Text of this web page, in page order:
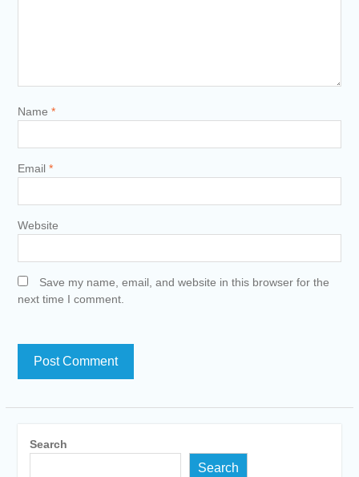
Name *
Email *
Website
Save my name, email, and website in this browser for the
next time I comment.
Search
Search